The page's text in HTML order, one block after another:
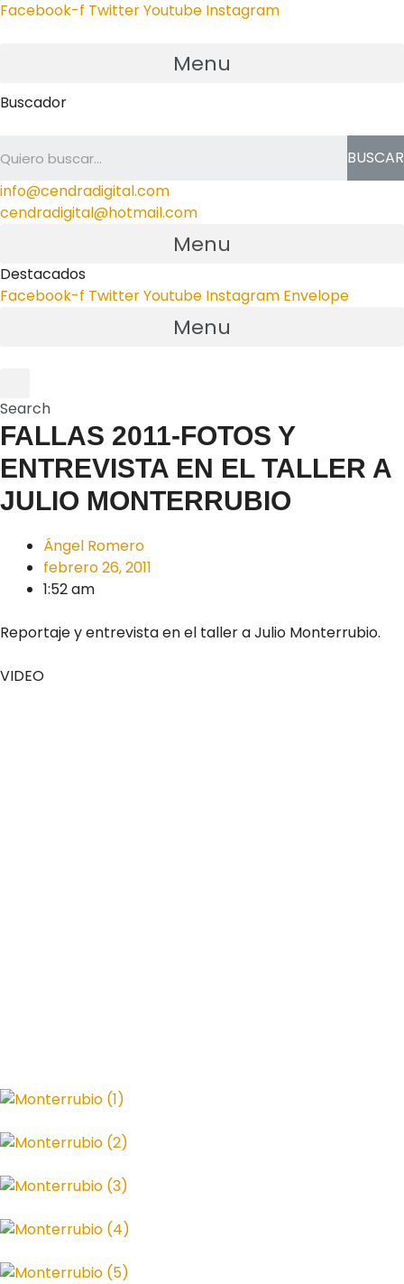
Facebook-f TwitterYoutube Instagram
Menu
Buscador
BUSCAR
info@cendradigital.com
cendradigital@hotmail.com
Menu
Destacados
Facebook-f TwitterYoutube Instagram Envelope
Menu
Search
FALLAS 2011-FOTOS Y
ENTREVISTA EN EL TALLER A
JULIO MONTERRUBIO
Ángel Romero
febrero 26, 2011
1:52 am
Reportaje y entrevista en el taller a Julio Monterrubio.
VIDEO